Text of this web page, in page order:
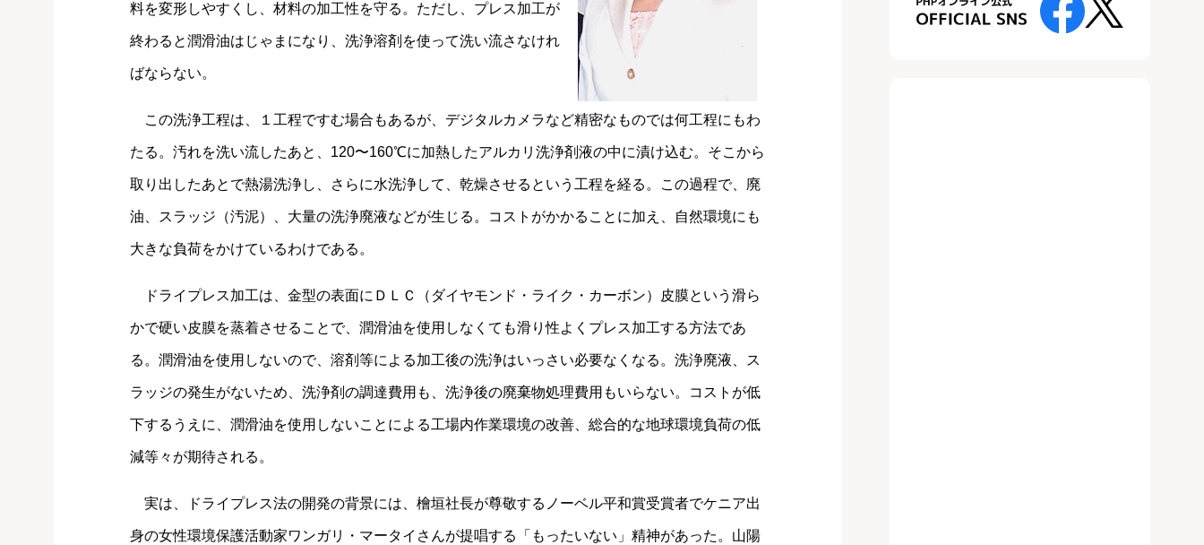
料を変形しやすくし、材料の加工性を守る。ただし、プレス加工が
終わると潤滑油はじゃまになり、洗浄溶剤を使って洗い流さなけれ
ばならない。
この洗浄工程は、１工程ですむ場合もあるが、デジタルカメラなど精密なものでは何工程にもわ
たる。汚れを洗い流したあと、120〜160℃に加熱したアルカリ洗浄剤液の中に漬け込む。そこから
取り出したあとで熱湯洗浄し、さらに水洗浄して、乾燥させるという工程を経る。この過程で、廃
油、スラッジ（汚泥）、大量の洗浄廃液などが生じる。コストがかかることに加え、自然環境にも
大きな負荷をかけているわけである。
ドライプレス加工は、金型の表面にＤＬＣ（ダイヤモンド・ライク・カーボン）皮膜という滑ら
かで硬い皮膜を蒸着させることで、潤滑油を使用しなくても滑り性よくプレス加工する方法であ
る。潤滑油を使用しないので、溶剤等による加工後の洗浄はいっさい必要なくなる。洗浄廃液、ス
ラッジの発生がないため、洗浄剤の調達費用も、洗浄後の廃棄物処理費用もいらない。コストが低
下するうえに、潤滑油を使用しないことによる工場内作業環境の改善、総合的な地球環境負荷の低
減等々が期待される。
実は、ドライプレス法の開発の背景には、檜垣社長が尊敬するノーベル平和賞受賞者でケニア出
身の女性環境保護活動家ワンガリ・マータイさんが提唱する「もったいない」精神があった。山陽